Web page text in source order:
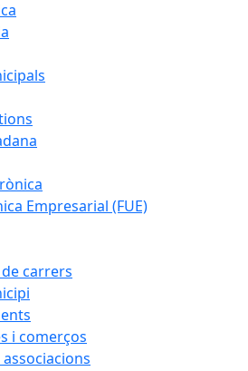
Empresarial (FUE)
carrers
i comerços